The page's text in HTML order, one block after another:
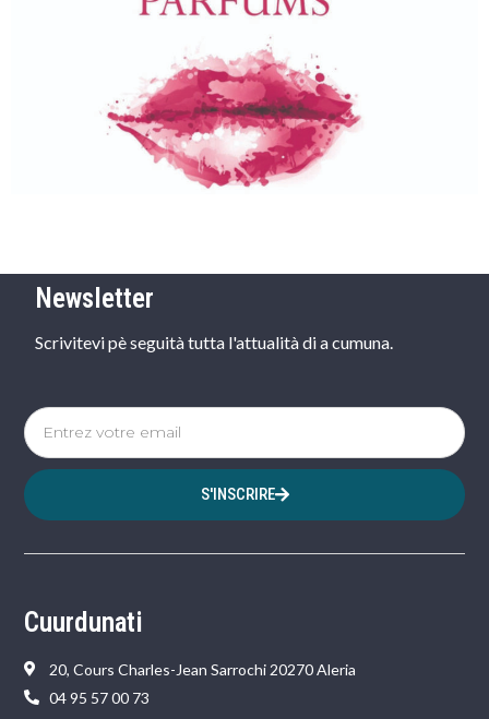
Newsletter
Scrivitevi pè seguità tutta l'attualità di a cumuna.
S'INSCRIRE
Cuurdunati
20, Cours Charles-Jean Sarrochi 20270 Aleria
04 95 57 00 73